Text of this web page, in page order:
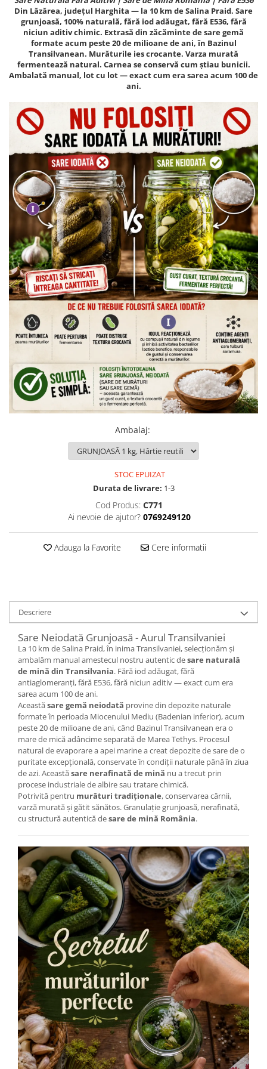
Din Lăzărea, județul Harghita — la 10 km de Salina Praid. Sare
grunjoasă, 100% naturală, fără iod adăugat, fără E536, fără
niciun aditiv chimic. Extrasă din zăcăminte de sare gemă
formate acum peste 20 de milioane de ani, în Bazinul
Transilvanean. Murăturile ies crocante. Varza murată
fermentează natural. Carnea se conservă cum știau bunicii.
Ambalată manual, lot cu lot — exact cum era sarea acum 100 de
ani.
Ambalaj:
STOC EPUIZAT
Durata de livrare: 1-3
Cod Produs: C771
Ai nevoie de ajutor? 0769249120
Adauga la Favorite Cere informatii
Descriere
Sare Neiodată Grunjoasă - Aurul Transilvaniei
La 10 km de Salina Praid, în inima Transilvaniei, selecționăm și
ambalăm manual amestecul nostru autentic desare naturală
de mină din Transilvania. Fără iod adăugat, fără
antiaglomeranți, fără E536, fără niciun aditiv — exact cum era
sarea acum 100 de ani.
Aceastăsare gemă neiodată provine din depozite naturale
formate în perioada Miocenului Mediu (Badenian inferior), acum
peste 20 de milioane de ani, când Bazinul Transilvanean era o
mare de mică adâncime separată de Marea Tethys. Procesul
natural de evaporare a apei marine a creat depozite de sare de o
puritate excepțională, conservate în condiții naturale până în ziua
de azi. Aceastăsare nerafinată de mină nu a trecut prin
procese industriale de albire sau tratare chimică.
Potrivită pentru murături tradiționale, conservarea cărnii,
varză murată și gătit sănătos. Granulație grunjoasă, nerafinată,
cu structură autentică desare de mină România.